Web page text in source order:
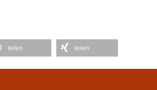
teilen teilen